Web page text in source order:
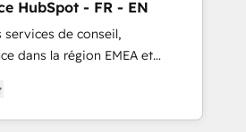
HIPAA-compliance
HubSpot - FR - EN
de conseil,
dans la région EMEA et
de 115 experts en
Revops, CRM et